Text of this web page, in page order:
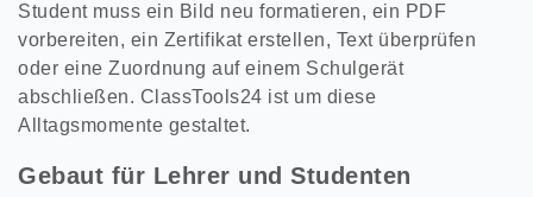
Student muss ein Bild neu formatieren, ein PDF
vorbereiten, ein Zertifikat erstellen, Text überprüfen
oder eine Zuordnung auf einem Schulgerät
abschließen. ClassTools24 ist um diese
Alltagsmomente gestaltet.
Gebaut für Lehrer und Studenten